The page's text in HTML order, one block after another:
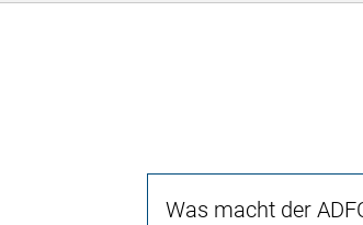
Was macht der